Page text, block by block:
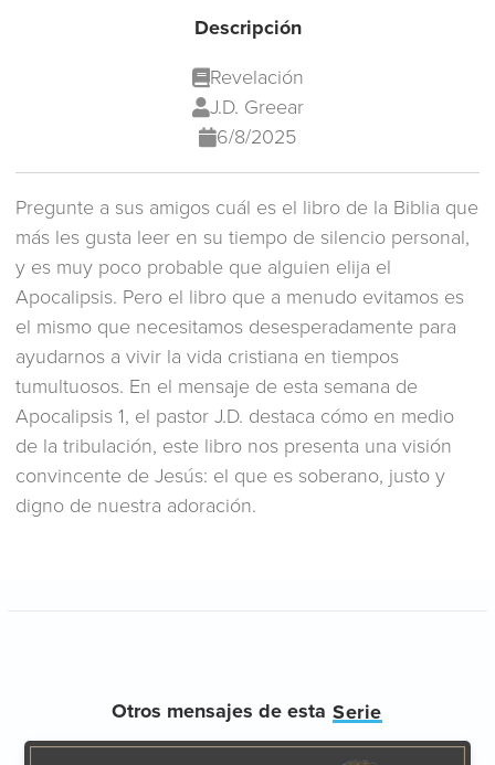
Descripción
Revelación
J.D. Greear
6/8/2025
Pregunte a sus amigos cuál es el libro de la Biblia que
más les gusta leer en su tiempo de silencio personal,
y es muy poco probable que alguien elija el
Apocalipsis. Pero el libro que a menudo evitamos es
el mismo que necesitamos desesperadamente para
ayudarnos a vivir la vida cristiana en tiempos
tumultuosos. En el mensaje de esta semana de
Apocalipsis 1, el pastor J.D. destaca cómo en medio
de la tribulación, este libro nos presenta una visión
convincente de Jesús: el que es soberano, justo y
digno de nuestra adoración.
Otros mensajes de esta Serie